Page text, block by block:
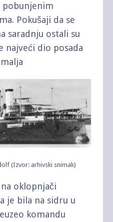
Pokušaji da se
saradnju ostali su
najveći dio posada
(Izvor: arhivski snimak)
oklopnjači
je bila na sidru u
komandu